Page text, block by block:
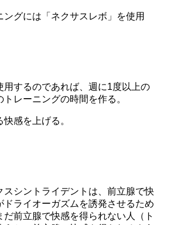
ングには「ネクサスレボ」を使用
用するのであれば、週に1度以上の
レーニングの時間を作る。
感を上げる。
スシントライデントは、前立腺で快
ドライオーガズムを誘発させるため
だ前立腺で快感を得られない人（ト